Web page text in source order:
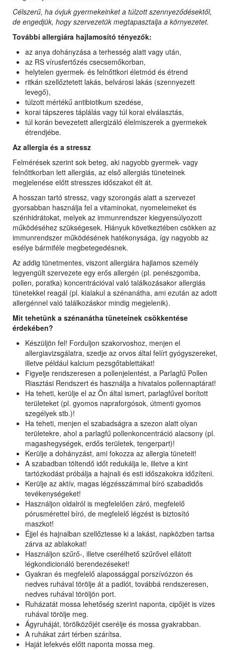
Célszerű, ha óvjuk gyermekeinket a túlzott szennyeződésektől,
de engedjük, hogy szervezetük megtapasztalja a környezetet.
További allergiára hajlamosító tényezők:
az anya dohányzása a terhesség alatt vagy után,
az RS vírusfertőzés csecsemőkorban,
helytelen gyermek- és felnőttkori életmód és étrend
ritkán szellőztetett lakás, belvárosi lakás (szennyezett
levegő),
túlzott mértékű antibiotikum szedése,
korai tápszeres táplálás vagy túl korai elválasztás,
túl korán bevezetett allergizáló élelmiszerek a gyermekek
étrendjébe.
Az allergia és a stressz
Felmérések szerint sok beteg, aki nagyobb gyermek- vagy
felnőttkorban lett allergiás, az első allergiás tüneteinek
megjelenése előtt stresszes időszakot élt át.
A hosszan tartó stressz, vagy szorongás alatt a szervezet
gyorsabban használja fel a vitaminokat, nyomelemeket és
szénhidrátokat, melyek az immunrendszer kiegyensúlyozott
működéséhez szükségesek. Hiányuk következtében csökken az
immunrendszer működésének hatékonysága, így nagyobb az
esélye bármiféle megbetegedésnek.
Az addig tünetmentes, viszont allergiára hajlamos személy
legyengült szervezete egy erős allergén (pl. penészgomba,
pollen, poratka) koncentrációval való találkozásakor allergiás
tünetekkel reagál (pl. kialakul a szénanátha, ami ezután az adott
allergénnel való találkozáskor mindig megjelenik).
Mit tehetünk a szénanátha tüneteinek csökkentése
érdekében?
Készüljön fel! Forduljon szakorvoshoz, menjen el
allergiavizsgálatra, szedje az orvos által felírt gyógyszereket,
illetve például kalcium pezsgőtablettákat!
Figyelje rendszeresen a pollenjelentést, a Parlagfű Pollen
Riasztási Rendszert és használja a hivatalos pollennaptárat!
Ha teheti, kerülje el az Ön által ismert, parlagfűvel borított
területeket (pl. gyomos napraforgósok, útmenti gyomos
szegélyek stb.)!
Ha teheti, menjen el szabadságra a szezon alatt olyan
területekre, ahol a parlagfű pollenkoncentráció alacsony (pl.
magashegységek, erdős területek, tengerpart)!
Kerülje a dohányzást, ami fokozza az allergia tüneteit!
A szabadban töltendő időt redukálja le, illetve a kint
tartózkodást próbálja a hajnali és esti időszakokra időzíteni.
Kerülje az aktív, magas légzésszámmal bíró szabadidős
tevékenységeket!
Használjon oldalról is megfelelően záró, megfelelő
pórusmérettel bíró, de megfelelő légzést is biztosító
maszkot!
Éjjel és hajnalban szellőztesse ki a lakást, napközben tartsa
zárva az ablakokat!
Használjon szűrő-, illetve cserélhető szűrővel ellátott
légkondicionáló berendezéseket!
Gyakran és megfelelő alapossággal porszívózzon és
nedves ruhával törölje át a padlót, továbbá rendszeresen,
nedves ruhával töröljön port.
Ruházatát mossa lehetőség szerint naponta, cipőjét is vizes
ruhával törölje meg.
Ágyruháját, törölközőjét cserélje és mossa gyakrabban.
A ruhákat zárt térben szárítsa.
Haját lefekvés előtt naponta mossa meg.